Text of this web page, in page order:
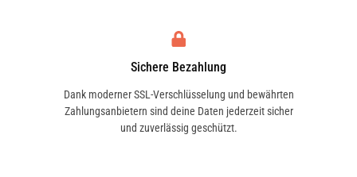
Sichere Bezahlung
Dank moderner SSL-Verschlüsselung und bewährten
Zahlungsanbietern sind deine Daten jederzeit sicher
und zuverlässig geschützt.